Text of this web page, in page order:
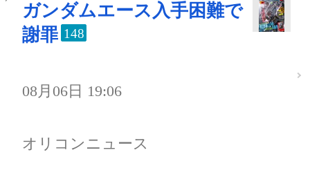
ガンダムエース入手困難で
謝罪 148
08月06日 19:06
オリコンニュース